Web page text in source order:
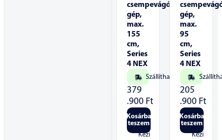
csempevágó
gép,
max.
155
cm,
Series
4 NEX
Szállítható
379
.900 Ft
Kosárba
teszem
Kézi
gép,
max.
95
cm,
Series
4 NEX
205
.900 Ft
Kosárba
teszem
Kézi